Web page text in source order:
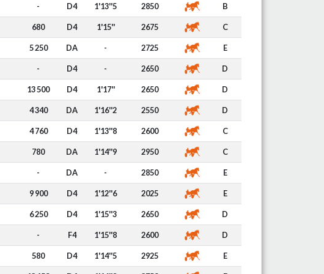
- D4 1'13''5 2850 B
680 D4 1'15'' 2675 C
5 250 DA - 2725 E
- D4 - 2650 D
13 500 D4 1'17'' 2650 D
4 340 DA 1'16''2 2550 D
4 760 D4 1'13''8 2600 C
780 DA 1'14''9 2950 C
- DA - 2850 E
9 900 D4 1'12''6 2025 E
6 250 D4 1'15''3 2650 D
- F4 1'15''8 2600 D
580 D4 1'14''5 2925 E